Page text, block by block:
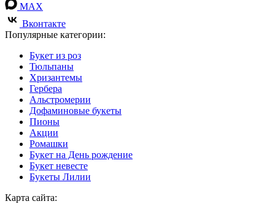
MAX
Вконтакте
Популярные категории:
Букет из роз
Тюльпаны
Хризантемы
Гербера
Альстромерии
Дофаминовые букеты
Пионы
Акции
Ромашки
Букет на День рождение
Букет невесте
Букеты Лилии
Карта сайта: